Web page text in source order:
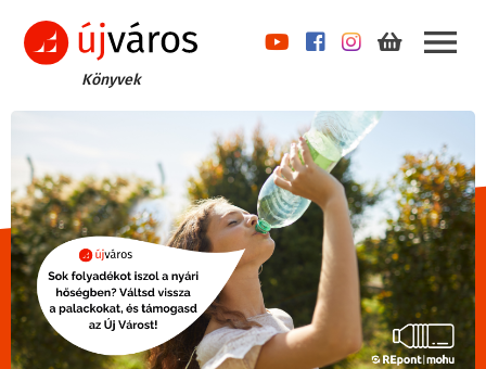
Könyvek